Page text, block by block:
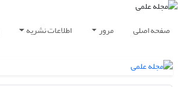
صفحه اصلی مرور اطلاعات نشریه